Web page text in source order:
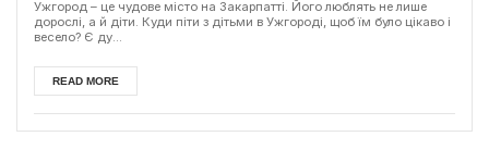
Ужгород – це чудове місто на Закарпатті. Його люблять не лише
дорослі, а й діти. Куди піти з дітьми в Ужгороді, щоб їм було цікаво і
весело? Є ду...
READ MORE